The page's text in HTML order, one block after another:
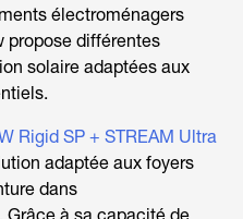
électroménagers
propose différentes
solaire adaptées aux
Rigid SP + STREAM Ultra
adaptée aux foyers
dans
à sa capacité de